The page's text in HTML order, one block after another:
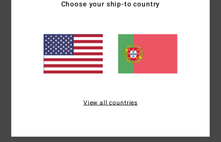
Demasiado grande
5.0
5/5
Choose your ship-to country
View all countries